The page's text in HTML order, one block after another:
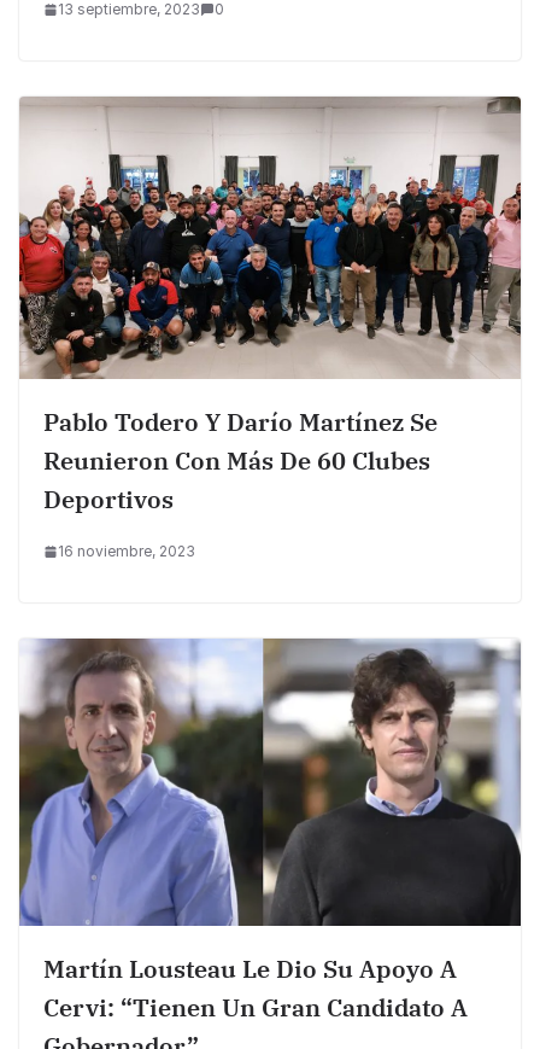
13 septiembre, 2023 0
Pablo Todero Y Darío Martínez Se
Reunieron Con Más De 60 Clubes
Deportivos
16 noviembre, 2023
Martín Lousteau Le Dio Su Apoyo A
Cervi: “Tienen Un Gran Candidato A